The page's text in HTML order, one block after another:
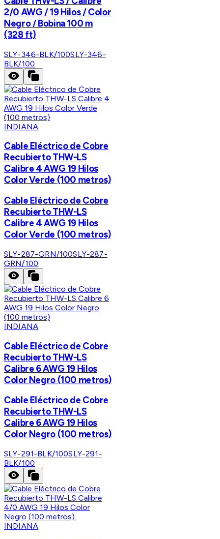
2/0 AWG / 19 Hilos / Color
Negro / Bobina 100 m
(328 ft)
SLY-346-BLK/100SLY-346-
BLK/100
INDIANA
Cable Eléctrico de Cobre
Recubierto THW-LS
Calibre 4 AWG 19 Hilos
Color Verde (100 metros)
Cable Eléctrico de Cobre
Recubierto THW-LS
Calibre 4 AWG 19 Hilos
Color Verde (100 metros)
SLY-287-GRN/100SLY-287-
GRN/100
INDIANA
Cable Eléctrico de Cobre
Recubierto THW-LS
Calibre 6 AWG 19 Hilos
Color Negro (100 metros)
Cable Eléctrico de Cobre
Recubierto THW-LS
Calibre 6 AWG 19 Hilos
Color Negro (100 metros)
SLY-291-BLK/100SLY-291-
BLK/100
INDIANA